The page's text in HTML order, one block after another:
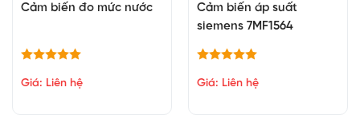
Cảm biến đo mức nước
Giá: Liên hệ
Cảm biến áp suất
siemens 7MF1564
Giá: Liên hệ